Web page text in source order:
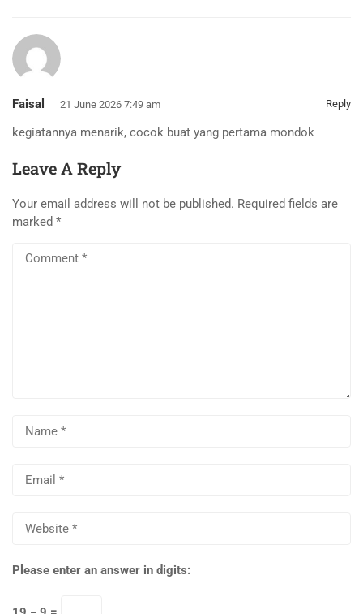
Faisal 21 June 2026 7:49 am Reply
kegiatannya menarik, cocok buat yang pertama mondok
Leave A Reply
Your email address will not be published. Required fields are
marked *
Please enter an answer in digits: